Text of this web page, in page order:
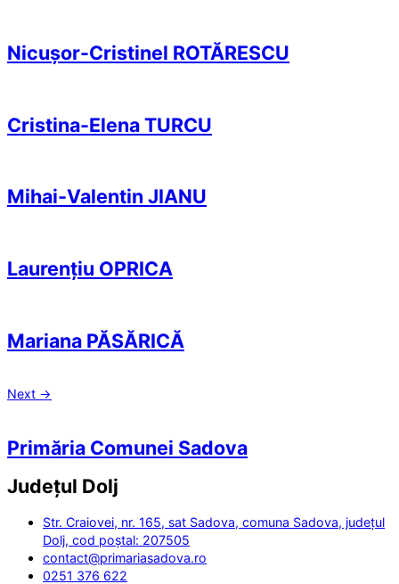
Nicușor-Cristinel ROTĂRESCU
Cristina-Elena TURCU
Mihai-Valentin JIANU
Laurențiu OPRICA
Mariana PĂSĂRICĂ
Next →
Primăria Comunei Sadova
Județul Dolj
Str. Craiovei, nr. 165, sat Sadova, comuna Sadova, județul
Dolj, cod poștal: 207505
contact@primariasadova.ro
0251 376 622